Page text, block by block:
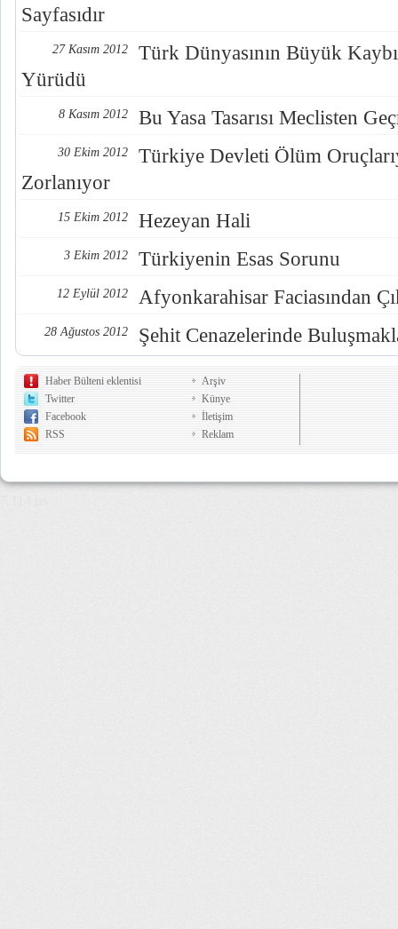
Sayfasıdır
27 Kasım 2012
Türk Dünyasının Büyük
Yürüdü
8 Kasım 2012 Bu Yasa Tasarısı Meclisten
30 Ekim 2012
Türkiye Devleti Ölüm
Zorlanıyor
15 Ekim 2012 Hezeyan Hali
3 Ekim 2012 Türkiyenin Esas Sorunu
12 Eylül 2012 Afyonkarahisar Faciasından
28 Ağustos 2012 Şehit Cenazelerinde
Haber Bülteni eklentisi
Twitter
Facebook
RSS
Arşiv
Künye
İletişim
Reklam